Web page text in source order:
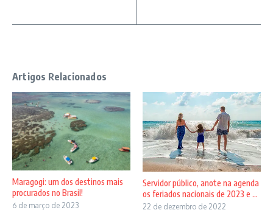
Artigos Relacionados
Maragogi: um dos destinos mais
procurados no Brasil!
6 de março de 2023
Servidor público, anote na agenda
os feriados nacionais de 2023 e ...
22 de dezembro de 2022